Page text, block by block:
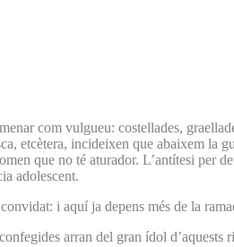
com vulgueu: costellades,
etcètera, incideixen que abaixem la
que no té aturador. L’antítesi per
adolescent.
i aquí ja depens més de la
arran del gran ídol d’aquests